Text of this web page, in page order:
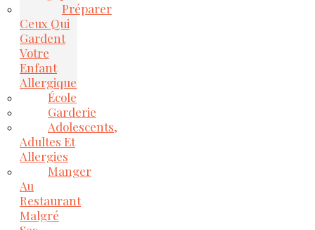
Préparer
Ceux Qui
Gardent
Votre
Enfant
Allergique
École
Garderie
Adolescents,
Adultes Et
Allergies
Manger
Au
Restaurant
Malgré